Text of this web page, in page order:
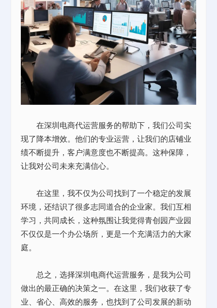
在深圳电商代运营服务的帮助下，我们公司实
现了降本增效。他们的专业运营，让我们的店铺业
绩不断提升，客户满意度也不断提高。这种保障，
让我对公司未来充满信心。
在这里，我不仅为公司找到了一个稳定的发展
环境，还结识了很多志同道合的企业家。我们互相
学习，共同成长，这种氛围让我觉得青创园产业园
不仅仅是一个办公场所，更是一个充满活力的大家
庭。
总之，选择深圳电商代运营服务，是我为公司
做出的最正确的决策之一。在这里，我们收获了专
业、省心、高效的服务，也找到了公司发展的新动